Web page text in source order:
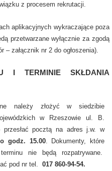
z procesem rekrutacji.
aplikacyjnych wykraczające poza
przetwarzane wyłącznie za zgodą
– załącznik nr 2 do ogłoszenia).
I TERMINIE SKŁDANIA
należy złożyć w siedzibie
w Rzeszowie ul. B.
pocztą na adres j.w. w
godz. 15.00. Dokumenty, które
nie będą rozpatrywane.
pod nr tel. 017 860-94-54.